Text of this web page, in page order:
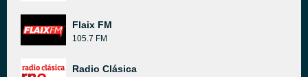
Flaix FM
105.7 FM
Radio Clásica